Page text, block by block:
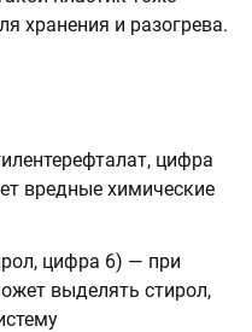
хранения и разогрева.
цифра
вредные химические
цифра 6) — при
выделять стирол,